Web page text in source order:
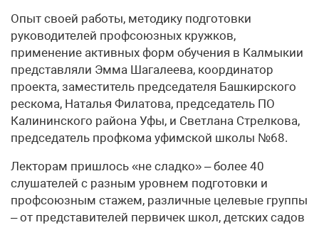
Опыт своей работы, методику подготовки
руководителей профсоюзных кружков,
применение активных форм обучения в Калмыкии
представляли Эмма Шагалеева, координатор
проекта, заместитель председателя Башкирского
рескома, Наталья Филатова, председатель ПО
Калининского района Уфы, и Светлана Стрелкова,
председатель профкома уфимской школы №68.
Лекторам пришлось «не сладко» – более 40
слушателей с разным уровнем подготовки и
профсоюзным стажем, различные целевые группы
– от представителей первичек школ, детских садов